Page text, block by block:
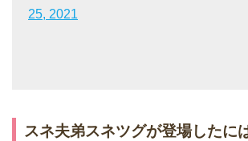
25, 2021
スネ夫弟スネツグが登場したに